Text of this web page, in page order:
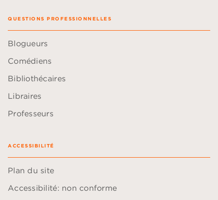
QUESTIONS PROFESSIONNELLES
Blogueurs
Comédiens
Bibliothécaires
Libraires
Professeurs
ACCESSIBILITÉ
Plan du site
Accessibilité: non conforme